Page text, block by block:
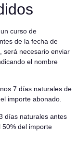
curso de
de la fecha de
será necesario enviar
el nombre
7 días naturales de
importe abonado.
días naturales antes
50% del importe